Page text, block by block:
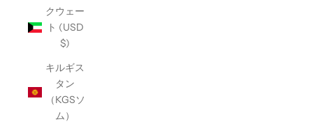
クウェー
ト (USD
$)
キルギス
タン
（KGSソ
ム）